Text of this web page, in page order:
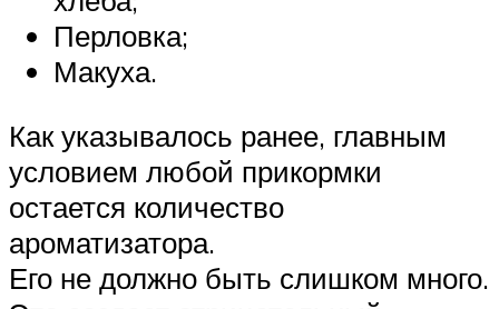
Перловка;
Макуха.
Как указывалось ранее, главным
условием любой прикормки
остается количество
ароматизатора.
Его не должно быть слишком много.